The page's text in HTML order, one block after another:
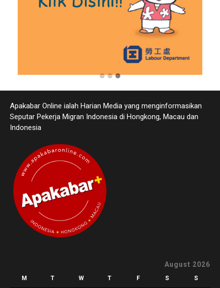
Apakabar Online ialah Harian Media yang menginformasikan
Seputar Pekerja Migran Indonesia di Hongkong, Macau dan
Indonesia
August 2026
M T W T F S S